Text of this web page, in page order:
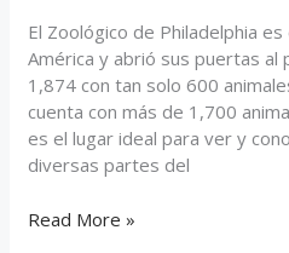
El Zoológico de Philadelphia
América y abrió sus puertas al
1,874 con tan solo 600
cuenta con más de 1,700
es el lugar ideal para ver y
diversas partes del
Read More »